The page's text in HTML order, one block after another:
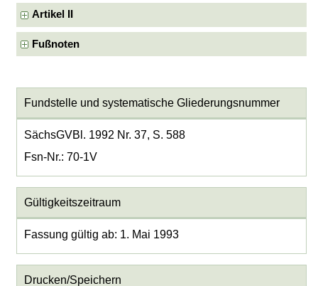
Artikel II
Fußnoten
Fundstelle und systematische Gliederungsnummer
SächsGVBl. 1992 Nr. 37, S. 588
Fsn-Nr.: 70-1V
Gültigkeitszeitraum
Fassung gültig ab: 1. Mai 1993
Drucken/Speichern